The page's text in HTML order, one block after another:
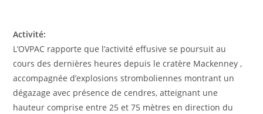
Activité:
L’OVPAC rapporte que l’activité effusive se poursuit au
cours des dernières heures depuis le cratère Mackenney ,
accompagnée d’explosions stromboliennes montrant un
dégazage avec présence de cendres, atteignant une
hauteur comprise entre 25 et 75 mètres en direction du